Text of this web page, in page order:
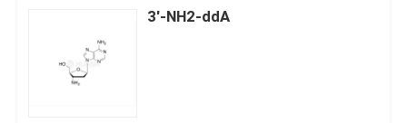
3'-NH2-ddA